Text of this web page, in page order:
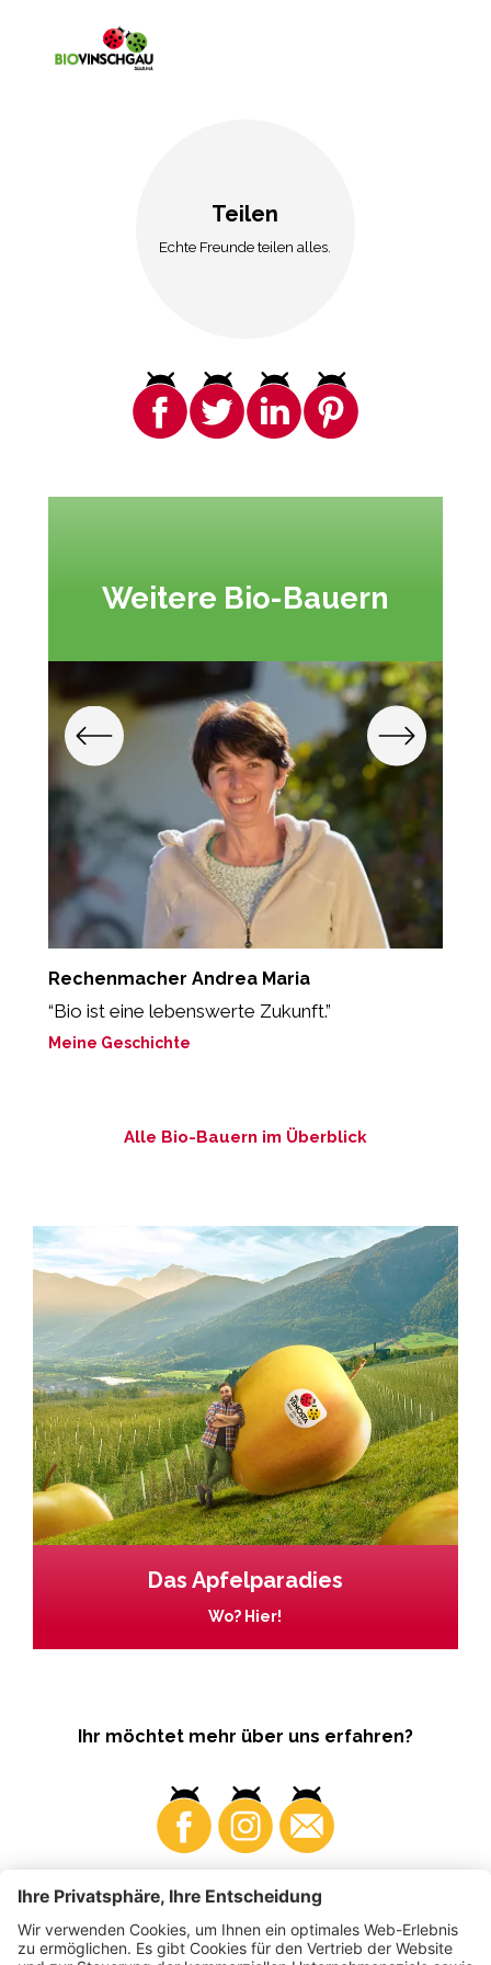
Teilen
Echte Freunde teilen alles.
Weitere Bio-Bauern
Rechenmacher Andrea Maria
“Bio ist eine lebenswerte Zukunft.”
Meine Geschichte
Alle Bio-Bauern im Überblick
Das Apfelparadies
Wo? Hier!
Ihr möchtet mehr über uns erfahren?
Business Produzenten